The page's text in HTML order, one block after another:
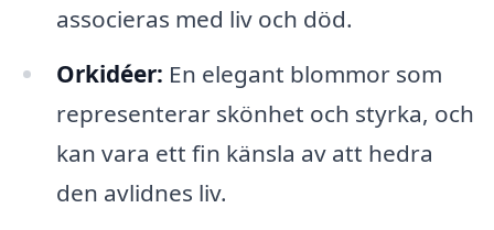
associeras med liv och död.
Orkidéer: En elegant blommor som
representerar skönhet och styrka, och
kan vara ett fin känsla av att hedra
den avlidnes liv.